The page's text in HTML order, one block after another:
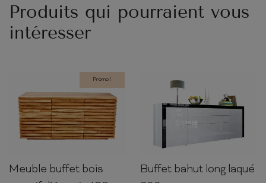
Produits qui pourraient vous
intéresser
Promo !
75cm 160cm 45cm
Meuble buffet bois
72cm 200cm 35cm
Buffet bahut long laqué